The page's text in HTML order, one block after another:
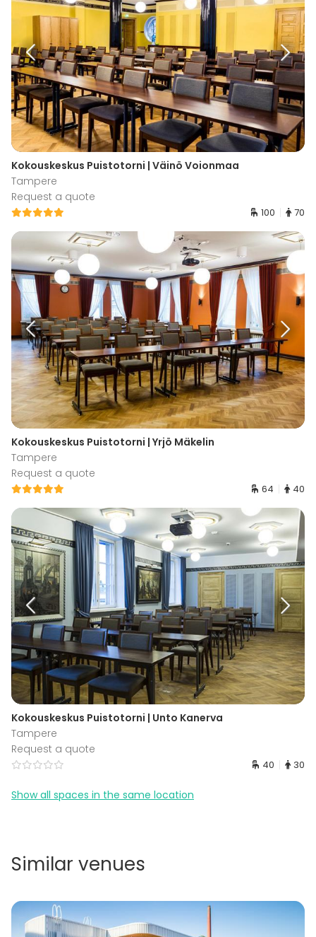
Kokouskeskus Puistotorni | Väinö Voionmaa
Tampere
Request a quote
100 70
Kokouskeskus Puistotorni | Yrjö Mäkelin
Tampere
Request a quote
64 40
Kokouskeskus Puistotorni | Unto Kanerva
Tampere
Request a quote
40 30
Show all spaces in the same location
Similar venues